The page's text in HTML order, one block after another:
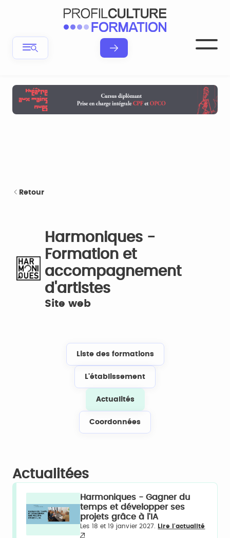
Retour
Harmoniques -
Formation et
accompagnement
d'artistes
Site web
Liste des formations
L'établissement
Actualités
Coordonnées
Actualitées
Harmoniques - Gagner du
temps et développer ses
projets grâce à l'IA
Les 18 et 19 janvier 2027. Lire l'actualité